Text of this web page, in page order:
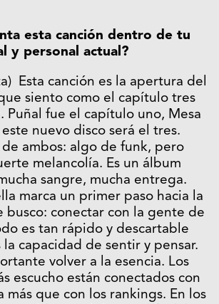
esta canción dentro de tu
y personal actual?
Esta canción es la apertura del
siento como el capítulo tres
Puñal fue el capítulo uno, Mesa
nuevo disco será el tres.
de ambos: algo de funk, pero
melancolía. Es un álbum
sangre, mucha entrega.
marca un primer paso hacia la
busco: conectar con la gente de
es tan rápido y descartable
capacidad de sentir y pensar.
volver a la esencia. Los
escucho están conectados con
más que con los rankings. En los